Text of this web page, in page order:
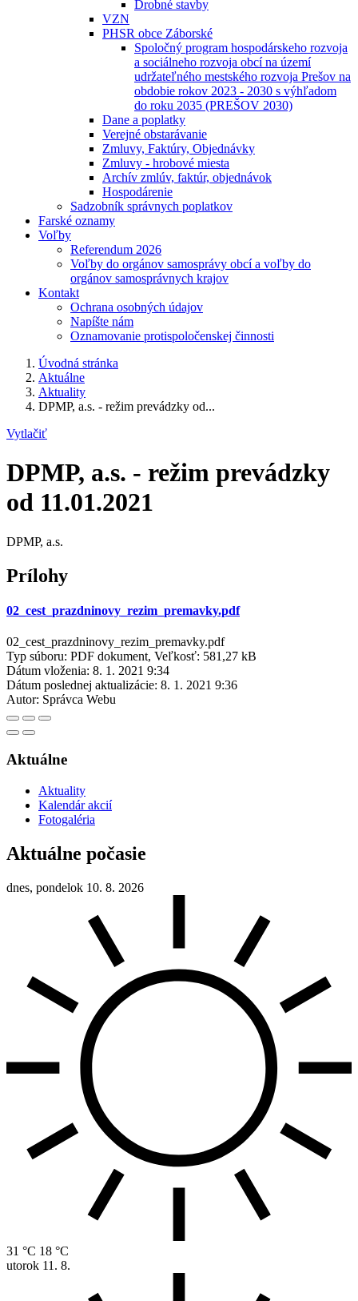
Drobné stavby
VZN
PHSR obce Záborské
Spoločný program hospodárskeho rozvoja
a sociálneho rozvoja obcí na území
udržateľného mestského rozvoja Prešov na
obdobie rokov 2023 - 2030 s výhľadom
do roku 2035 (PREŠOV 2030)
Dane a poplatky
Verejné obstarávanie
Zmluvy, Faktúry, Objednávky
Zmluvy - hrobové miesta
Archív zmlúv, faktúr, objednávok
Hospodárenie
Sadzobník správnych poplatkov
Farské oznamy
Voľby
Referendum 2026
Voľby do orgánov samosprávy obcí a voľby do
orgánov samosprávnych krajov
Kontakt
Ochrana osobných údajov
Napíšte nám
Oznamovanie protispoločenskej činnosti
Úvodná stránka
Aktuálne
Aktuality
DPMP, a.s. - režim prevádzky od...
Vytlačiť
DPMP, a.s. - režim prevádzky
od 11.01.2021
DPMP, a.s.
Prílohy
02_cest_prazdninovy_rezim_premavky.pdf
02_cest_prazdninovy_rezim_premavky.pdf
Typ súboru: PDF dokument, Veľkosť: 581,27 kB
Dátum vloženia: 8. 1. 2021 9:34
Dátum poslednej aktualizácie: 8. 1. 2021 9:36
Autor: Správca Webu
Aktuálne
Aktuality
Kalendár akcií
Fotogaléria
Aktuálne počasie
dnes, pondelok 10. 8. 2026
31 °C 18 °C
utorok 11. 8.